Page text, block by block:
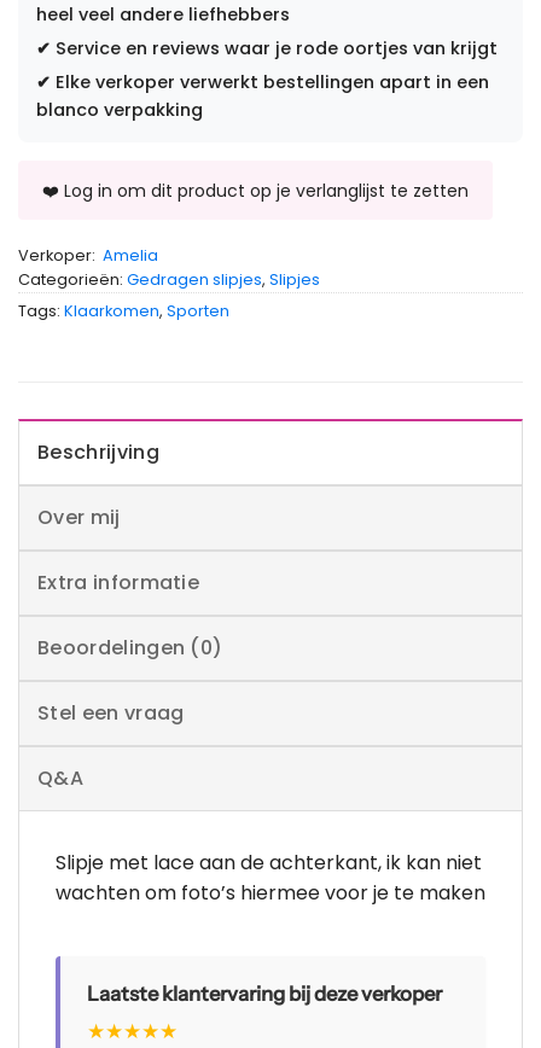
heel veel andere liefhebbers
✔ Service en reviews waar je rode oortjes van krijgt
✔ Elke verkoper verwerkt bestellingen apart in een
blanco verpakking
Verkoper: Amelia
Categorieën: Gedragen slipjes, Slipjes
Tags: Klaarkomen, Sporten
Beschrijving
Over mij
Extra informatie
Beoordelingen (0)
Stel een vraag
Q&A
Slipje met lace aan de achterkant, ik kan niet
wachten om foto’s hiermee voor je te maken
Laatste klantervaring bij deze verkoper
★★★★★